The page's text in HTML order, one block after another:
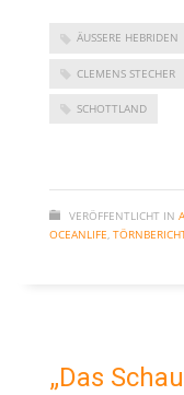
September 2023
Juni 2023
Mai 2023
Dezember 2022
September 2022
Oktober 2021
ÄUSSERE HEBRIDEN
CLEMENS STECHER
SCHOTTLAND
VERÖFFENTLICHT IN
OCEANLIFE,
„Das